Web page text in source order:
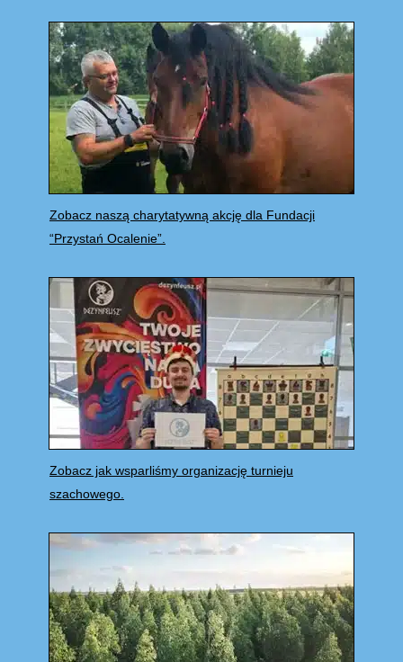
Zobacz naszą charytatywną akcję dla Fundacji
“Przystań Ocalenie”.
Zobacz jak wsparliśmy organizację turnieju
szachowego.